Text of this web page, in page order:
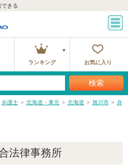
きる
ランキング お気に入り
検索
弁護士 北海道・東北 北海道 旭川市
弁
法律事務所